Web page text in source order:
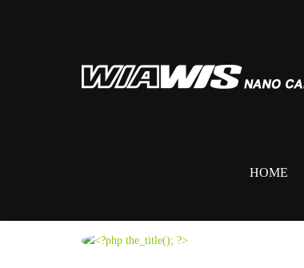
HOME